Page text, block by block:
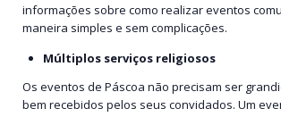
informações sobre como realizar eventos
maneira simples e sem complicações.
Múltiplos serviços religiosos
Os eventos de Páscoa não precisam ser
bem recebidos pelos seus convidados. Um